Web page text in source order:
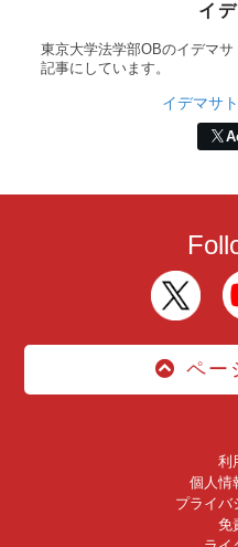
イ
東京大学法学部OBのイデマ
記事にしています。
イデマサ
ペー
利
個人情
プライバ
免